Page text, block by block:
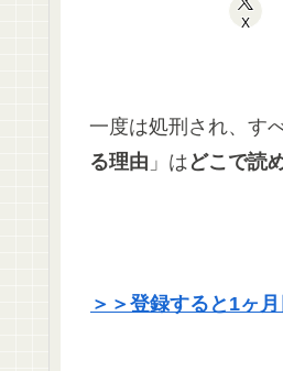
X
一度は処刑され、す
る理由 」は どこで読
＞＞登録すると1ヶ